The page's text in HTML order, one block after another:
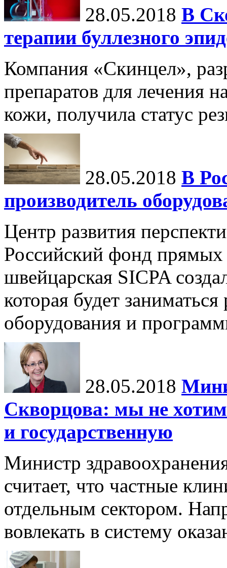
28.05.2018 В
терапии буллезного
Компания «Скинцел»,
препаратов для лечения
кожи, получила статус
28.05.2018 В
производитель
Центр развития
Российский фонд
швейцарская SICPA
которая будет
оборудования и
28.05.2018
Скворцова: мы не
и государственную
Министр
считает, что частные
отдельным сектором.
вовлекать в систему